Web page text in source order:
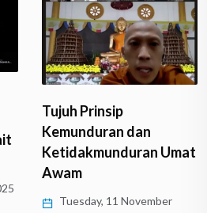
Tujuh Prinsip
Kemunduran dan
Ketidakmunduran Umat
Awam
Tuesday, 11 November